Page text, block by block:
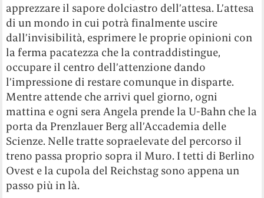
apprezzare il sapore dolciastro dell’attesa. L’attesa
di un mondo in cui potrà finalmente uscire
dall’invisibilità, esprimere le proprie opinioni con
la ferma pacatezza che la contraddistingue,
occupare il centro dell’attenzione dando
l’impressione di restare comunque in disparte.
Mentre attende che arrivi quel giorno, ogni
mattina e ogni sera Angela prende la U-Bahn che la
porta da Prenzlauer Berg all’Accademia delle
Scienze. Nelle tratte sopraelevate del percorso il
treno passa proprio sopra il Muro. I tetti di Berlino
Ovest e la cupola del Reichstag sono appena un
passo più in là.